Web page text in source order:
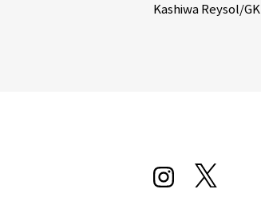
Kashiwa Reysol/GK